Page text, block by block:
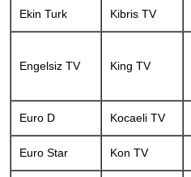
Ekin Turk Kibris TV
Engelsiz TV King TV
Euro D Kocaeli TV
Euro Star Kon TV